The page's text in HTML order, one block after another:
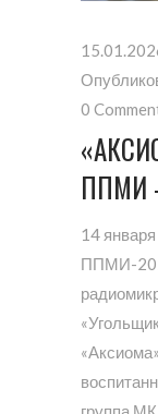
0
ППМИ
14
ППМИ-